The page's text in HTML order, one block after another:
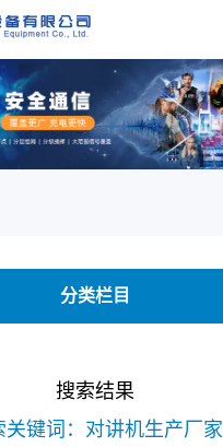
分类栏目
搜索结果
关键词：对讲机生产厂家